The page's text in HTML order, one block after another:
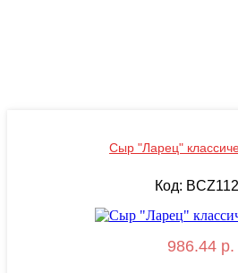
Сыр "Ларец"
Код:
986.44 р.